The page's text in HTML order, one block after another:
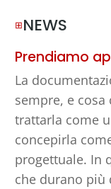
⊞NEWS
Prendiamo
La
sempre, e
trattarla come
concepirla
progettuale. In
che durano più